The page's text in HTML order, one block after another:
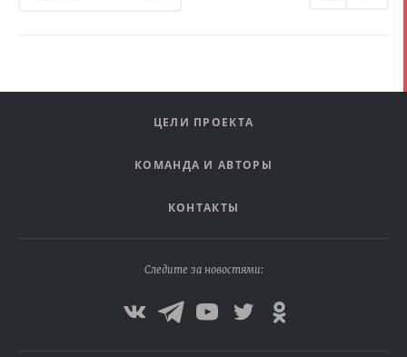
ЦЕЛИ ПРОЕКТА
КОМАНДА И АВТОРЫ
КОНТАКТЫ
Следите за новостями: